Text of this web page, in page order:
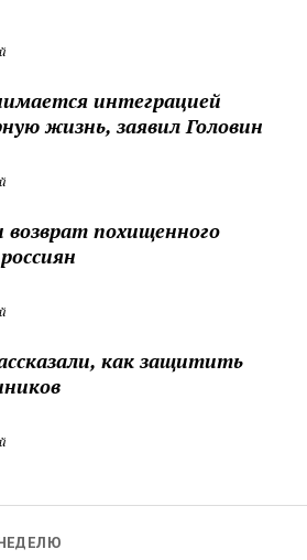
интеграцией
жизнь, заявил Головин
возврат похищенного
как защитить